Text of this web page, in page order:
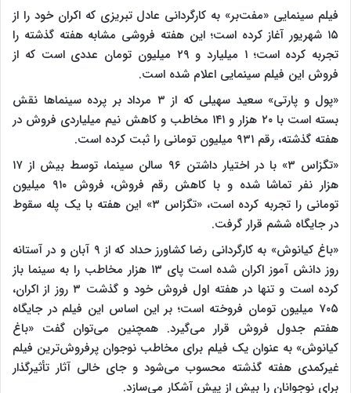
فیلم سینمایی «مفت‌بر» به کارگردانی عادل تبریزی که اکران خود را از
۱۵ شهریور آغاز کرده است؛ این هفته فروشی مشابه هفته گذشته را
تجربه کرده است؛ ۱ میلیارد و ۲۹ میلیون تومان عددی است که از
فروش این فیلم سینمایی اعلام شده است.
«پول و پارتی» سعید سهیلی که از ۳ مرداد بر پرده سینماها نقش
بسته است با ۲۰ هزار و ۱۴۱ مخاطب و کاهش نیم میلیاردی فروش در
هفته گذشته، رقم ۹۳۱ میلیون تومانی را ثبت کرده است.
«تگزاس ۳» با در اختیار داشتن ۹۶ سالن سینما، توسط بیش از ۱۷
هزار نفر تماشا شده و با کاهش رقم فروش، فروش ۹۱۰ میلیون
تومانی را تجربه کرده است، «تگزاس ۳» این هفته با یک پله سقوط
در جایگاه ششم قرار گرفت.
«باغ کیانوش» به کارگردانی رضا کشاورز حداد که از ۹ آبان و در آستانه
روز دانش آموز اکران شده است پای ۱۳ هزار مخاطب را به سینما باز
کرده است و تنها در هفته اول فروش خود و گذشت ۳ روز از اکران،
۷۰۵ میلیون تومان فروخته است؛ بر این اساس این فیلم در جایگاه
هفتم جدول فروش قرار می‌گیرد. همچنین می‌توان گفت «باغ
کیانوش» به عنوان یک فیلم برای مخاطب نوجوان پرفروش‌ترین فیلم
غیرکمدی هفته گذشته محسوب می‌شود و جای خالی آثار تأثیرگذار
برای نوجوانان را بیش از پیش آشکار می‌سازد.